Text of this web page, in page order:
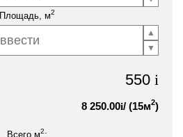
Площадь, м2
550 i
8 250.00i/ (15м2)
Всего м2: